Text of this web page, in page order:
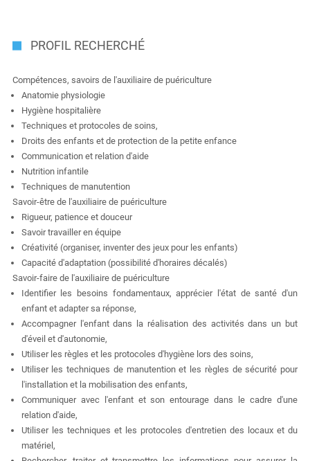
PROFIL RECHERCHÉ
Compétences, savoirs de l'auxiliaire de puériculture
Anatomie physiologie
Hygiène hospitalière
Techniques et protocoles de soins,
Droits des enfants et de protection de la petite enfance
Communication et relation d'aide
Nutrition infantile
Techniques de manutention
Savoir-être de l'auxiliaire de puériculture
Rigueur, patience et douceur
Savoir travailler en équipe
Créativité (organiser, inventer des jeux pour les enfants)
Capacité d'adaptation (possibilité d'horaires décalés)
Savoir-faire de l'auxiliaire de puériculture
Identifier les besoins fondamentaux, apprécier l'état de santé d'un
enfant et adapter sa réponse,
Accompagner l'enfant dans la réalisation des activités dans un but
d'éveil et d'autonomie,
Utiliser les règles et les protocoles d'hygiène lors des soins,
Utiliser les techniques de manutention et les règles de sécurité pour
l'installation et la mobilisation des enfants,
Communiquer avec l'enfant et son entourage dans le cadre d'une
relation d'aide,
Utiliser les techniques et les protocoles d'entretien des locaux et du
matériel,